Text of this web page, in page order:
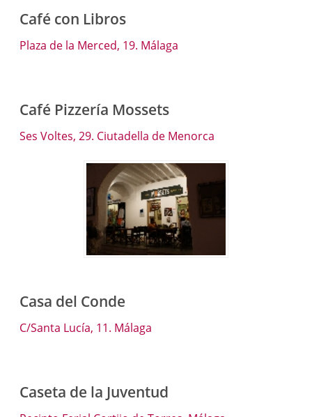
Café con Libros
Plaza de la Merced, 19. Málaga
Café Pizzería Mossets
Ses Voltes, 29. Ciutadella de Menorca
Casa del Conde
C/Santa Lucía, 11. Málaga
Caseta de la Juventud